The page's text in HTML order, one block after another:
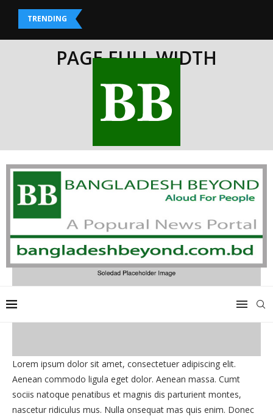
TRENDING
PAGE FULL WIDTH
»Page Full Width
Lorem ipsum dolor sit amet, consectetuer adipiscing elit.
Aenean commodo ligula eget dolor. Aenean massa. Cumt
sociis natoque penatibus et magnis dis parturient montes,
nascetur ridiculus mus. Nulla onsequat mas quis enim. Donec